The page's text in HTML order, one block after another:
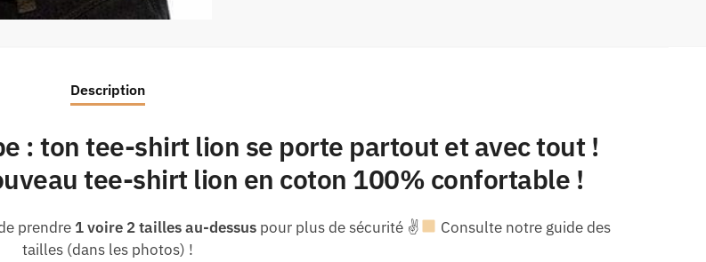
Description
: ton tee-shirt lion se porte partout et avec tout !
tee-shirt lion en coton 100% confortable !
prendre 1 voire 2 tailles au-dessus pour plus de sécurité ✌
Consulte notre guide des
tailles (dans les photos) !